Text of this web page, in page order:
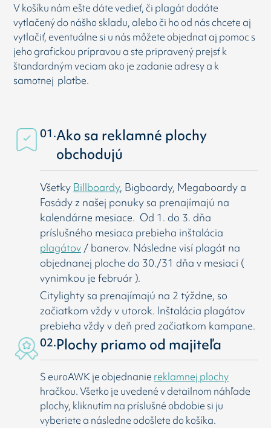
V košíku nám ešte dáte vedieť, či plagát dodáte
vytlačený do nášho skladu, alebo či ho od nás chcete aj
vytlačiť, eventuálne si u nás môžete objednat aj pomoc s
jeho grafickou prípravou a ste pripravený prejsť k
štandardným veciam ako je zadanie adresy a k
samotnej platbe.
01.Ako sa reklamné plochy
obchodujú
Všetky Billboardy, Bigboardy, Megaboardy a
Fasády z našej ponuky sa prenajímajú na
kalendárne mesiace. Od 1. do 3. dňa
príslušného mesiaca prebieha inštalácia
plagátov / banerov. Následne visí plagát na
objednanej ploche do 30./31 dňa v mesiaci (
vynimkou je február ).
Citylighty sa prenajímajú na 2 týždne, so
začiatkom vždy v utorok. Inštalácia plagátov
prebieha vždy v deň pred začiatkom kampane.
02.Plochy priamo od majiteľa
S euroAWK je objednanie reklamnej plochy
hračkou. Všetko je uvedené v detailnom náhľade
plochy, kliknutím na príslušné obdobie si ju
vyberiete a následne odošlete do košíka.